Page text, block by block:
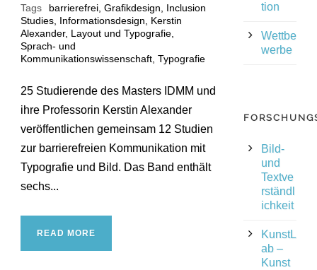
Tags barrierefrei Grafikdesign
Inclusion
Studies Informationsdesign
Kerstin
Alexander, Layout und Typografie
Sprach- und
Kommunikationswissenschaft Typografie
25 Studierende des Masters IDMM und
ihre Professorin Kerstin Alexander
veröffentlichen gemeinsam 12 Studien
zur barrierefreien Kommunikation mit
Typografie und Bild. Das Band enthält
sechs...
READ MORE
tion
Wettbe
werbe
Bild-
und
Textve
rständl
ichkeit
KunstL
ab –
Kunst